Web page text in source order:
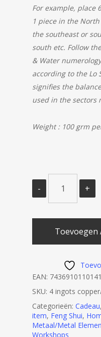
For example, place
1 piece in the
the southeast or
south etc. Follow
& Water
according to the Lo
signifies the
used in the sectors
Weight : 100 grm
Toevoegen
EAN: 7436910110141
SKU: 4 ingots
Categorieën: Cadeau,
item, Feng Shui,
Metaal/Metal
Workshops